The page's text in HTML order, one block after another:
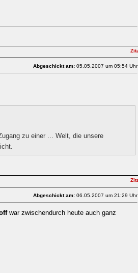
Abgeschickt am: 05.05.2007 um 05:54 Uhr
zu einer ... Welt, die unsere
Abgeschickt am: 06.05.2007 um 21:29 Uhr
war zwischendurch heute auch ganz